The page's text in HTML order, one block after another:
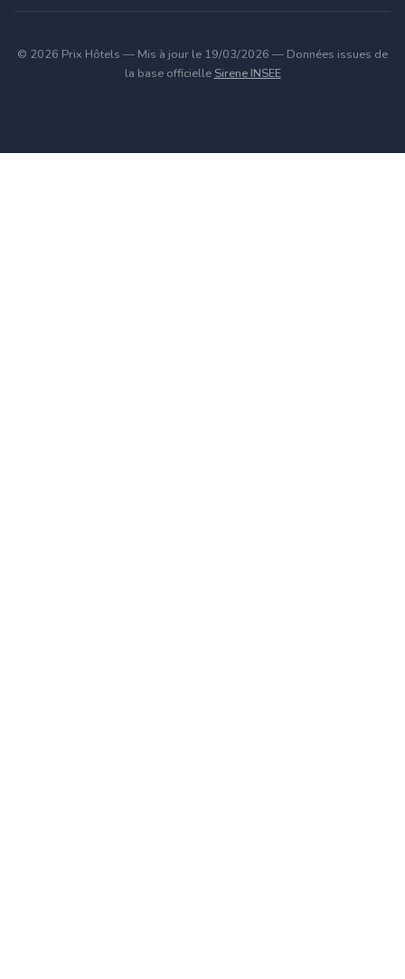
© 2026 Prix Hôtels — Mis à jour le 19/03/2026 — Données issues de
la base officielle Sirene INSEE